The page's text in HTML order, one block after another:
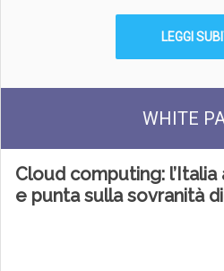
LEGGI
WHITE
Cloud computing:
e punta sulla sovranità